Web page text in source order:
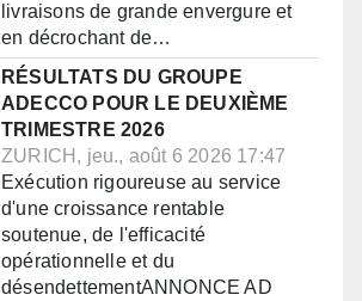
livraisons de grande envergure et
en décrochant de…
RÉSULTATS DU GROUPE
ADECCO POUR LE DEUXIÈME
TRIMESTRE 2026
ZURICH, jeu., août 6 2026 17:47
Exécution rigoureuse au service
d'une croissance rentable
soutenue, de l'efficacité
opérationnelle et du
désendettementANNONCE AD